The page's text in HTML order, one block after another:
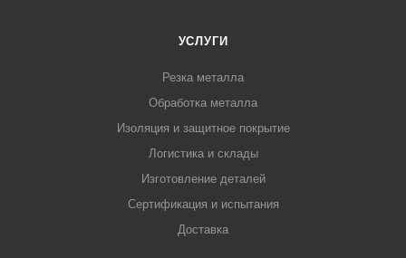
УСЛУГИ
Резка металла
Обработка металла
Изоляция и защитное покрытие
Логистика и склады
Изготовление деталей
Сертификация и испытания
Доставка